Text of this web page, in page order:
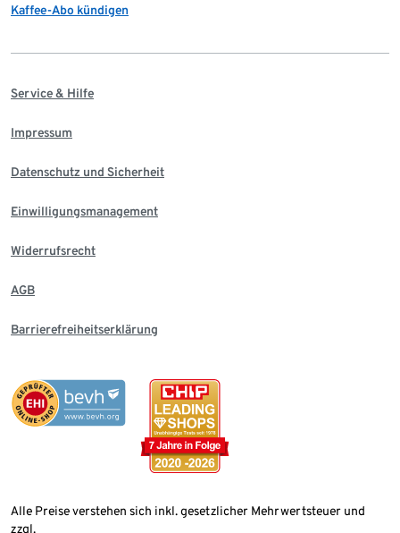
Kaffee-Abo kündigen
Service & Hilfe
Impressum
Datenschutz und Sicherheit
Einwilligungsmanagement
Widerrufsrecht
AGB
Barrierefreiheitserklärung
Alle Preise verstehen sich inkl. gesetzlicher Mehrwertsteuer und
zzgl.